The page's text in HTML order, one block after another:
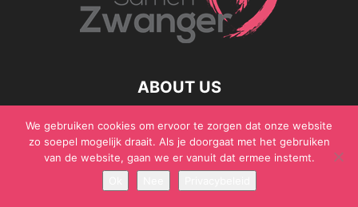
ABOUT US
© Samen Zwanger - Copyright - Gericht Media 2017 - 2021
We gebruiken cookies om ervoor te zorgen dat onze website
zo soepel mogelijk draait. Als je doorgaat met het gebruiken
van de website, gaan we er vanuit dat ermee instemt.